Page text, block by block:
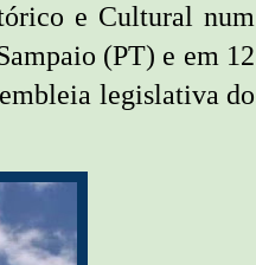
e Cultural num
(PT) e em 12
legislativa do